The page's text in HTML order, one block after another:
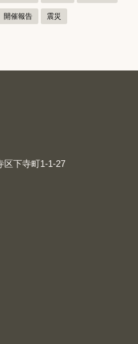
開催報告 震災
区下寺町1-1-27